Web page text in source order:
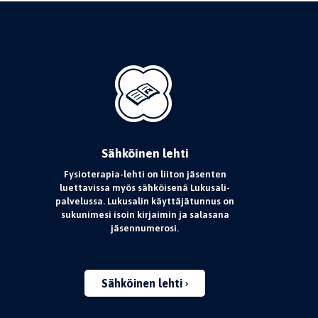
Sähköinen lehti
Fysioterapia-lehti on liiton jäsenten
luettavissa myös sähköisenä Lukusali-
palvelussa. Lukusalin käyttäjätunnus on
sukunimesi isoin kirjaimin ja salasana
jäsennumerosi.
Sähköinen lehti